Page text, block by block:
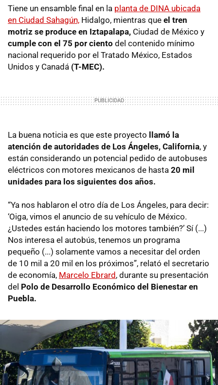
Tiene un ensamble final en la planta de DINA ubicada
en Ciudad Sahagún, Hidalgo, mientras que el tren
motriz se produce en Iztapalapa, Ciudad de México y
cumple con el 75 por ciento del contenido mínimo
nacional requerido por el Tratado México, Estados
Unidos y Canadá (T-MEC).
La buena noticia es que este proyecto llamó la
atención de autoridades de Los Ángeles, California, y
están considerando un potencial pedido de autobuses
eléctricos con motores mexicanos de hasta 20 mil
unidades para los siguientes dos años.
“Ya nos hablaron el otro día de Los Ángeles, para decir:
‘Oiga, vimos el anuncio de su vehículo de México.
¿Ustedes están haciendo los motores también?’ Sí (...)
Nos interesa el autobús, tenemos un programa
pequeño (...) solamente vamos a necesitar del orden
de 10 mil a 20 mil en los próximos”, relató el secretario
de economía, Marcelo Ebrard , durante su presentación
del Polo de Desarrollo Económico del Bienestar en
Puebla.